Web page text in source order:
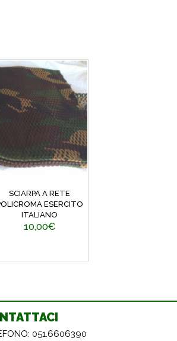
SCIARPA A RETE
ESERCITO
ITALIANO
10,00€
051.6606390